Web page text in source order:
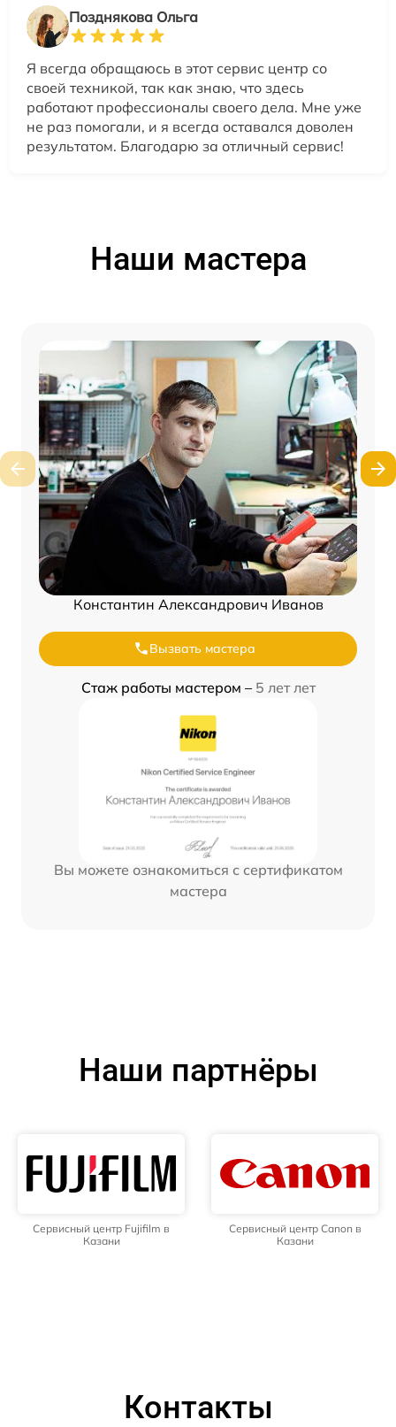
Позднякова Ольга
Я всегда обращаюсь в этот сервис центр со
своей техникой, так как знаю, что здесь
работают профессионалы своего дела. Мне уже
не раз помогали, и я всегда оставался доволен
результатом. Благодарю за отличный сервис!
Наши мастера
Константин Александрович Иванов
Вызвать мастера
Стаж работы мастером – 5 лет лет
Вы можете ознакомиться с сертификатом
мастера
Наши партнёры
Сервисный центр Fujifilm в
Казани
Сервисный центр Canon в
Казани
Контакты